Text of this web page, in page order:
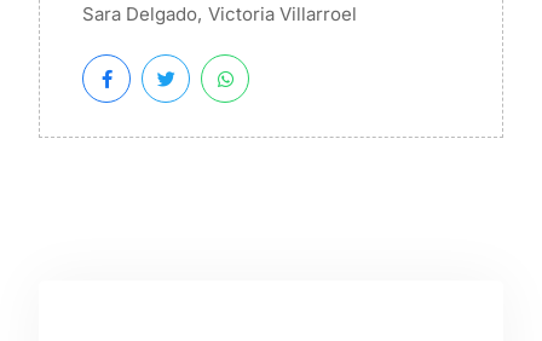
Sara Delgado, Victoria Villarroel